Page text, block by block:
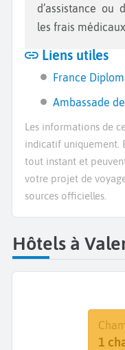
d’assistance ou
les frais
Liens utiles
France
Ambassade
Les informations de
indicatif uniquement.
tout instant et
votre projet de
sources officielles.
Hôtels à
Dates
1